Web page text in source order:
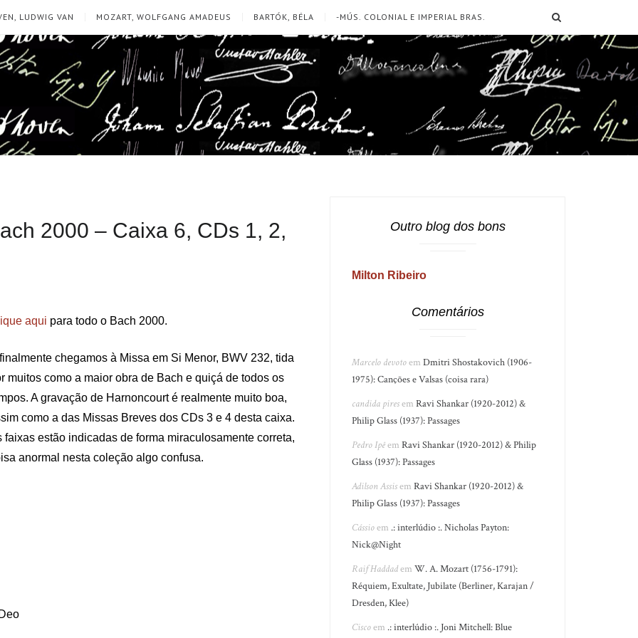
LUDWIG VAN MOZART, WOLFGANG AMADEUS BARTÓK, BÉLA -MÚS. COLONIAL E IMPERIAL BRAS.
2000 – Caixa 6, CDs 1, 2,
aqui para todo o Bach 2000.
chegamos à Missa em Si Menor, BWV 232, tida
muitos como a maior obra de Bach e quiçá de todos os
A gravação de Harnoncourt é realmente muito boa,
como a das Missas Breves dos CDs 3 e 4 desta caixa.
faixas estão indicadas de forma miraculosamente correta,
anormal nesta coleção algo confusa.
Outro blog dos bons
Milton Ribeiro
Comentários
Marcelo devotoemDmitri Shostakovich (1906-
1975): Canções e Valsas (coisa rara)
candida piresemRavi Shankar (1920-2012) &
Philip Glass (1937): Passages
Pedro IpêemRavi Shankar (1920-2012) & Philip
Glass (1937): Passages
Adilson AssisemRavi Shankar (1920-2012) &
Philip Glass (1937): Passages
Cássioem .: interlúdio :. Nicholas Payton:
Nick@Night
Raif HaddademW. A. Mozart (1756-1791):
Réquiem, Exultate, Jubilate (Berliner, Karajan /
Dresden, Klee)
Ciscoem .: interlúdio :. Joni Mitchell: Blue